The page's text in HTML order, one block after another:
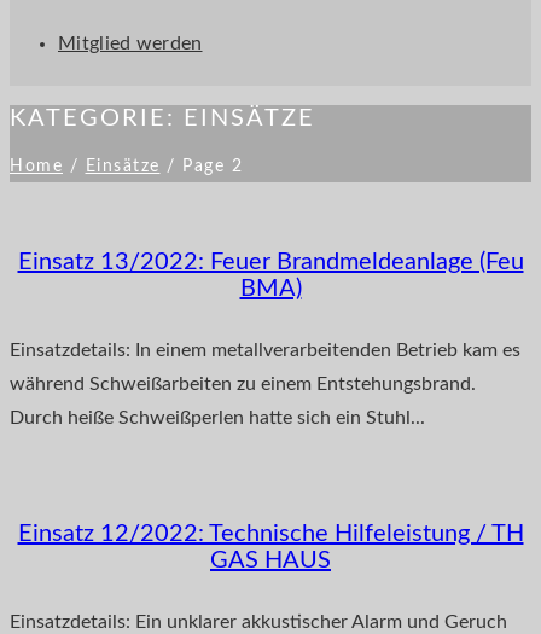
Mitglied werden
KATEGORIE: EINSÄTZE
Home / Einsätze / Page 2
Einsatz 13/2022: Feuer Brandmeldeanlage (Feu
BMA)
Einsatzdetails: In einem metallverarbeitenden Betrieb kam es
während Schweißarbeiten zu einem Entstehungsbrand.
Durch heiße Schweißperlen hatte sich ein Stuhl...
Einsatz 12/2022: Technische Hilfeleistung / TH
GAS HAUS
Einsatzdetails: Ein unklarer akkustischer Alarm und Geruch